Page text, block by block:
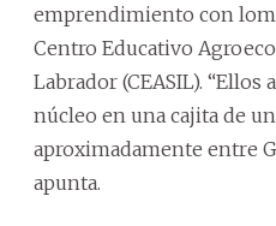
emprendimiento con
Centro Educativo
Labrador (CEASIL).
núcleo en una cajita de
aproximadamente entre
apunta.